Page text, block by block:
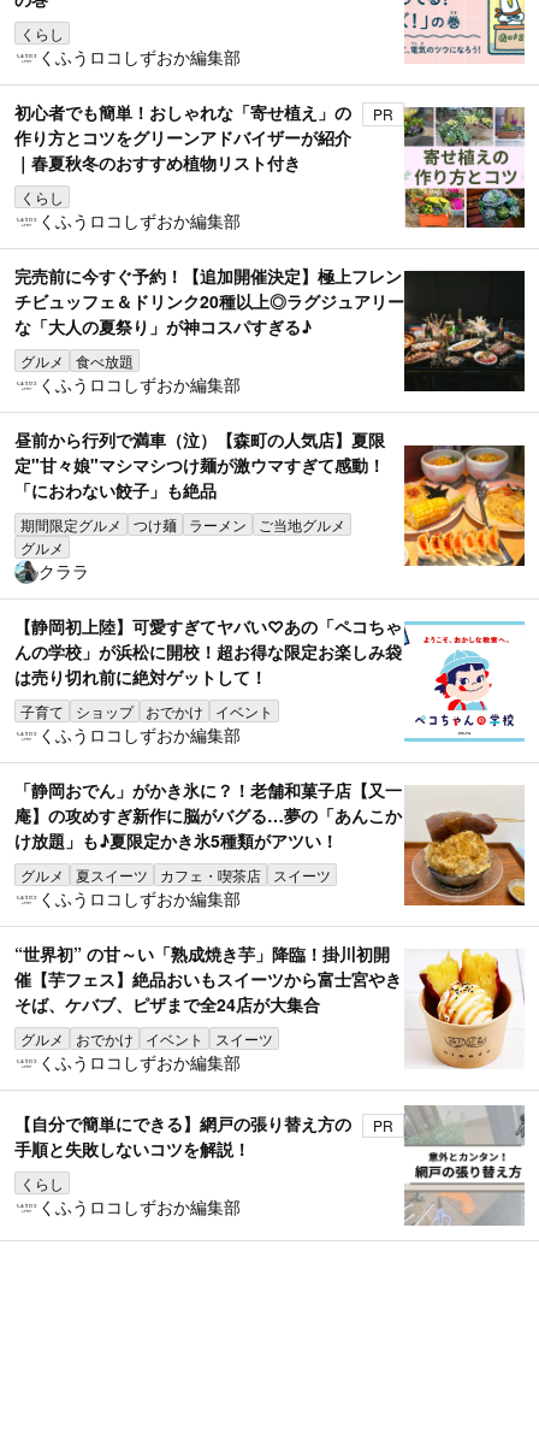
くらし
くふうロコしずおか編集部
初心者でも簡単！おしゃれな「寄せ植え」の
作り方とコツをグリーンアドバイザーが紹介
｜春夏秋冬のおすすめ植物リスト付き
くらし
PR
くふうロコしずおか編集部
完売前に今すぐ予約！【追加開催決定】極上フレン
チビュッフェ＆ドリンク20種以上◎ラグジュアリー
な「大人の夏祭り」が神コスパすぎる♪
グルメ 食べ放題
くふうロコしずおか編集部
昼前から行列で満車（泣）【森町の人気店】夏限
定"甘々娘"マシマシつけ麺が激ウマすぎて感動！
「におわない餃子」も絶品
期間限定グルメ つけ麺 ラーメン
ご当地グルメ
グルメ
クララ
【静岡初上陸】可愛すぎてヤバい♡あの「ペコちゃ
んの学校」が浜松に開校！超お得な限定お楽しみ袋
は売り切れ前に絶対ゲットして！
子育て ショップ おでかけ イベント
くふうロコしずおか編集部
「静岡おでん」がかき氷に？！老舗和菓子店【又一
庵】の攻めすぎ新作に脳がバグる…夢の「あんこか
け放題」も♪夏限定かき氷5種類がアツい！
グルメ 夏スイーツ カフェ・喫茶店 スイーツ
くふうロコしずおか編集部
“世界初” の甘～い「熟成焼き芋」降臨！掛川初開
催【芋フェス】絶品おいもスイーツから富士宮やき
そば、ケバブ、ピザまで全24店が大集合
グルメ おでかけ イベント スイーツ
くふうロコしずおか編集部
【自分で簡単にできる】網戸の張り替え方の
手順と失敗しないコツを解説！
くらし
PR
くふうロコしずおか編集部